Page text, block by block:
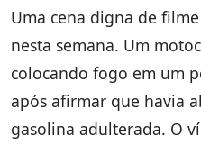
Uma cena digna de
nesta semana. Um
colocando fogo em um
após afirmar que havia
gasolina adulterada. O